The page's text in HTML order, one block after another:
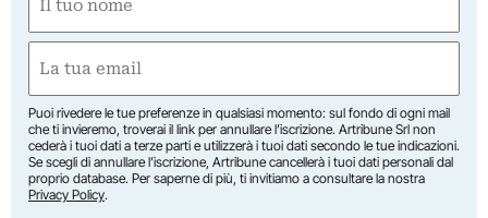
(Required)
First
(Required)
Puoi rivedere le tue preferenze in qualsiasi momento: sul fondo di ogni mail
che ti invieremo, troverai il link per annullare l’iscrizione. Artribune Srl non
cederà i tuoi dati a terze parti e utilizzerà i tuoi dati secondo le tue indicazioni.
Se scegli di annullare l’iscrizione, Artribune cancellerà i tuoi dati personali dal
proprio database. Per saperne di più, ti invitiamo a consultare la nostra
Privacy Policy.